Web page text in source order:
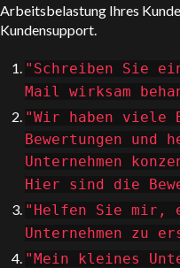
Arbeitsbelastung Ihres
Kundensupport.
"Schreiben Sie
Mail wirksam
"Wir haben viele
Bewertungen
Unternehmen
Hier sind die
"Helfen Sie mir,
Unternehmen zu
"Mein kleines